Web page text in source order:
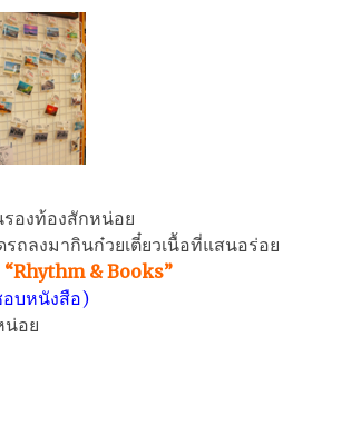
องท้องสักหน่อย
ถลงมากินก๋วยเตี๋ยวเนื้อที่แสนอร่อย
“Rhythm & Books”
อบหนังสือ)
น่อย